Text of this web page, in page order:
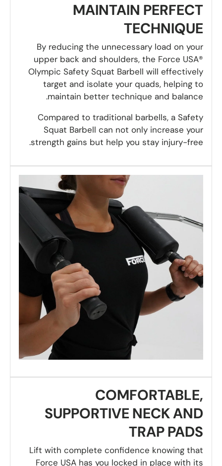
MAINTAIN PERFECT
TECHNIQUE
By reducing the unnecessary load on your
upper back and shoulders, the Force USA®
Olympic Safety Squat Barbell will effectively
target and isolate your quads, helping to
maintain better technique and balance.
Compared to traditional barbells, a Safety
Squat Barbell can not only increase your
strength gains but help you stay injury-free.
COMFORTABLE,
SUPPORTIVE NECK AND
TRAP PADS
Lift with complete confidence knowing that
Force USA has you locked in place with its